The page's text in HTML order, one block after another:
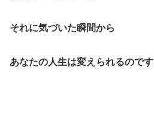
それに気づいた瞬間から
あなたの人生は変えられるのです